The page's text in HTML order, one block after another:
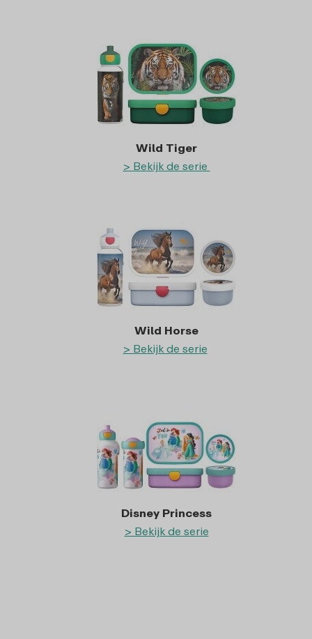
Wild Tiger
> Bekijk de serie
Wild Horse
> Bekijk de serie
Disney Princess
> Bekijk de serie